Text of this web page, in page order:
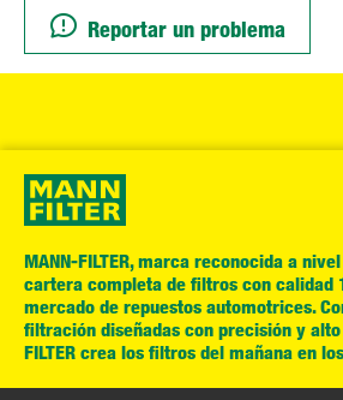
Reportar un problema
MANN-FILTER, marca reconocida a
cartera completa de filtros con calidad
mercado de repuestos automotrices.
filtración diseñadas con precisión y
FILTER crea los filtros del mañana en